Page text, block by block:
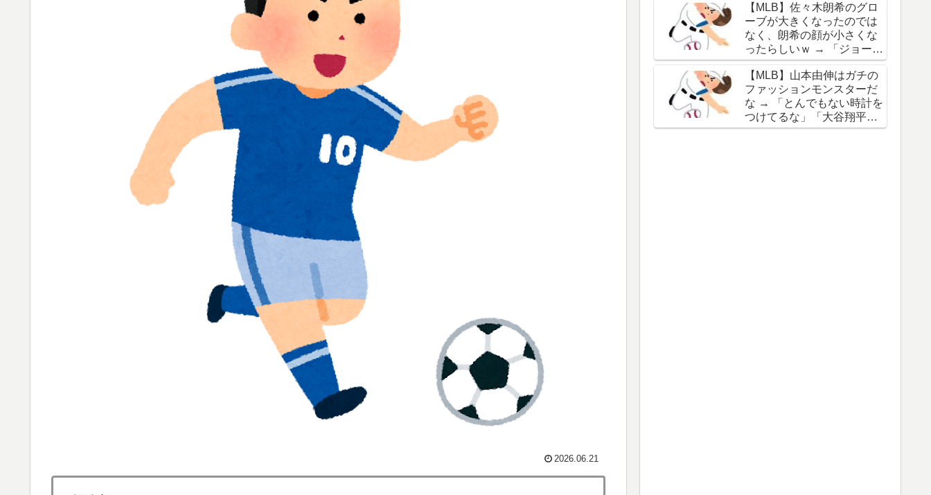
韓国人「トヨタが2027年に次世代ハイブリッドバッテリーを導入へ！最大1000kmの航続距離や超高速
「1個9,983キロカロリー、成人が4〜5日かけて食べる量」店名は『心臓発作グリル』、そこで本当に
【MLB】化け物みたいな球を投げるクローザーを先発に転向させないのはなんで？ → 「100mとマラ
ソンの違い」「先発は2－3種類の一級品の変化球が必要だからな」
海外「海外発祥なのに、今では日本で定着してるものって何？その逆も教えて！」（海外の反応）
新聞さん、壮大な縦読みを仕込んでしまうwww
韓国が独自開発したと自慢する甘いトマト、実はそこら辺のトマトに砂糖水を注入していただけなの
大地震が起きても手術をやり遂げる日本の医療チーム、海外でも凄すぎると絶賛
外国人「アジア杯で優勝するんだ」日本代表、W杯ポット1入りに現実味!?2030大会で出場枠「64」な
ら追い風に！アメリカ人もポット1争いに熱視線！【海外の反応】
韓国人「我が国がクウェート戦で行った審判買収が本当に深刻である理由がこちら…」→「これはダ
海外「日本なんて行くんじゃなかった…」 日本を知ってしまったディズニー信者、帰国後『本家』に
アメリカ「お前らの国でしか愛されてないものってある？」日本「納豆」
▶ 外国人「日本の未来は安泰だ」16歳MF三井寺眞、衝撃ゴール！久保建英超え歴代2位の記録！3得点に
2026.06.21
のキャリアを築けるのはほ
んの一握りだからな」「大
谷の名前を出したのはクリ
ック数稼ぎでしかないわ」
【MLB】佐々木朗希のグロ
ーブが大きくなったのでは
なく、朗希の顔が小さくな
ったらしいｗ → 「ジョーク
が出るってことは絶好調の
証拠だな」「癖なのか精神
的なものなのか分からない
がいい方向に進んだのはい
いことだ」
【MLB】山本由伸はガチの
ファッションモンスターだ
な → 「とんでもない時計を
つけてるな」「大谷翔平と
は真逆だな」